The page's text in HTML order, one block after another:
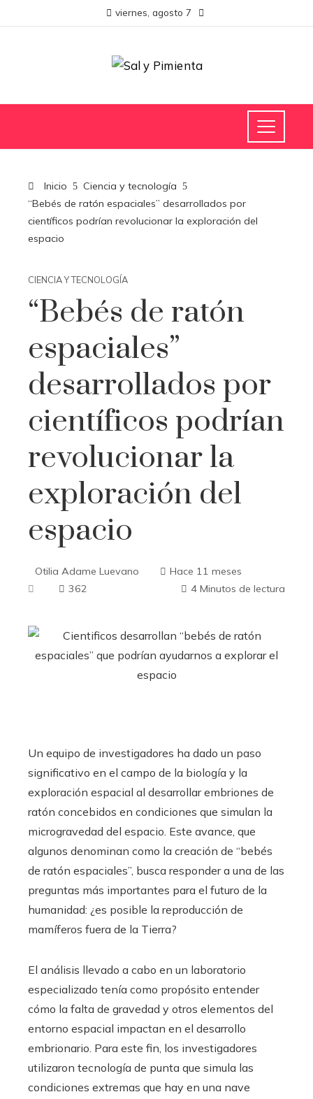
viernes, agosto 7
Inicio
Ciencia y tecnología
“Bebés de ratón espaciales” desarrollados por
científicos podrían revolucionar la exploración del
espacio
CIENCIA Y TECNOLOGÍA
“Bebés de ratón
espaciales”
desarrollados por
científicos podrían
revolucionar la
exploración del
espacio
Otilia Adame Luevano
Hace 11 meses
362
4 Minutos de lectura
Un equipo de investigadores ha dado un paso
significativo en el campo de la biología y la
exploración espacial al desarrollar embriones de
ratón concebidos en condiciones que simulan la
microgravedad del espacio. Este avance, que
algunos denominan como la creación de “bebés
de ratón espaciales”, busca responder a una de las
preguntas más importantes para el futuro de la
humanidad: ¿es posible la reproducción de
mamíferos fuera de la Tierra?
El análisis llevado a cabo en un laboratorio
especializado tenía como propósito entender
cómo la falta de gravedad y otros elementos del
entorno espacial impactan en el desarrollo
embrionario. Para este fin, los investigadores
utilizaron tecnología de punta que simula las
condiciones extremas que hay en una nave